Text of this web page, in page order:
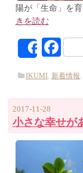
陽が「生命」を
きを読む
Share
IKUMI, 新着情報
2017-11-28
小さな幸せが